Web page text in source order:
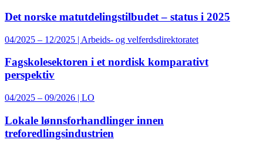
Det norske matutdelingstilbudet – status i 2025
04/2025 – 12/2025 | Arbeids- og velferdsdirektoratet
Fagskolesektoren i et nordisk komparativt
perspektiv
04/2025 – 09/2026 | LO
Lokale lønnsforhandlinger innen
treforedlingsindustrien